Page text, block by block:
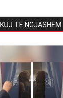
TË NGJASHËM